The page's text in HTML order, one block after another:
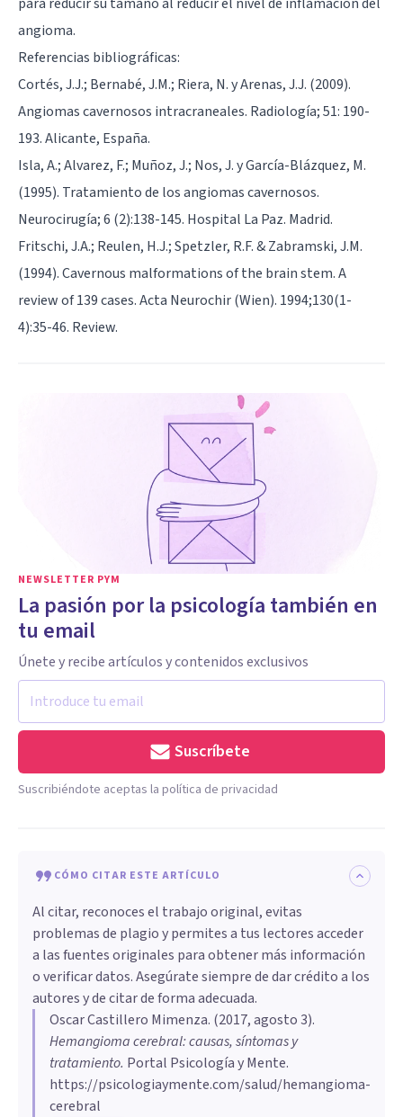
angioma.
Referencias bibliográficas:
Cortés, J.J.; Bernabé, J.M.; Riera, N. y Arenas, J.J. (2009).
Angiomas cavernosos intracraneales. Radiología; 51: 190-
193. Alicante, España.
Isla, A.; Alvarez, F.; Muñoz, J.; Nos, J. y García-Blázquez, M.
(1995). Tratamiento de los angiomas cavernosos.
Neurocirugía; 6 (2):138-145. Hospital La Paz. Madrid.
Fritschi, J.A.; Reulen, H.J.; Spetzler, R.F. & Zabramski, J.M.
(1994). Cavernous malformations of the brain stem. A
review of 139 cases. Acta Neurochir (Wien). 1994;130(1-
4):35-46. Review.
NEWSLETTER PYM
La pasión por la psicología también en
tu email
Únete y recibe artículos y contenidos exclusivos
Suscríbete
Suscribiéndote aceptas la política de privacidad
CÓMO CITAR ESTE ARTÍCULO
Al citar, reconoces el trabajo original, evitas
problemas de plagio y permites a tus lectores acceder
a las fuentes originales para obtener más información
o verificar datos. Asegúrate siempre de dar crédito a los
autores y de citar de forma adecuada.
Oscar Castillero Mimenza. (2017, agosto 3).
Hemangioma cerebral: causas, síntomas y
tratamiento. Portal Psicología y Mente.
https://psicologiaymente.com/salud/hemangioma-
cerebral